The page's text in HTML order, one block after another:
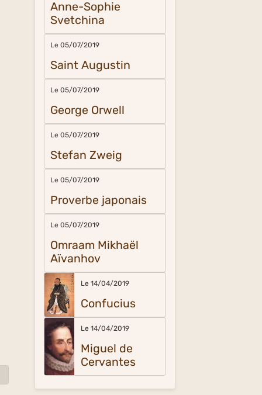
Anne-Sophie
Svetchina
Le 05/07/2019
Saint Augustin
Le 05/07/2019
George Orwell
Le 05/07/2019
Stefan Zweig
Le 05/07/2019
Proverbe japonais
Le 05/07/2019
Omraam Mikhaël
Aïvanhov
Le 14/04/2019
Confucius
Le 14/04/2019
Miguel de
Cervantes